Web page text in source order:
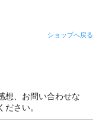
ショップへ戻る
想、お問い合わせな
さい。